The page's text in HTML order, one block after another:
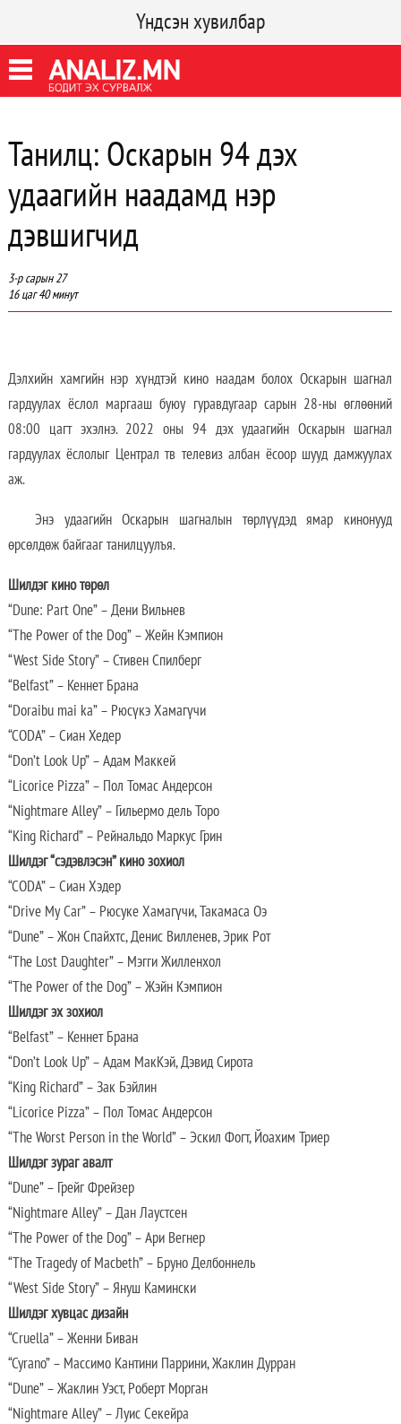
Үндсэн хувилбар
Танилц: Оскарын 94 дэх
удаагийн наадамд нэр
дэвшигчид
3-р сарын 27
16 цаг 40 минут
Дэлхийн хамгийн нэр хүндтэй кино наадам болох Оскарын шагнал
гардуулах ёслол маргааш буюу гуравдугаар сарын 28-ны өглөөний
08:00 цагт эхэлнэ. 2022 оны 94 дэх удаагийн Оскарын шагнал
гардуулах ёслолыг Централ тв телевиз албан ёсоор шууд дамжуулах
аж.
Энэ удаагийн Оскарын шагналын төрлүүдэд ямар кинонууд
өрсөлдөж байгааг танилцуулъя.
Шилдэг кино төрөл
“Dune: Part One” – Дени Вильнев
“The Power of the Dog” – Жейн Кэмпион
“West Side Story” – Стивен Спилберг
“Belfast” – Кеннет Брана
“Doraibu mai ka” – Рюсүкэ Хамагүчи
“CODA” – Сиан Хедер
“Don’t Look Up” – Адам Маккей
“Licorice Pizza” – Пол Томас Андерсон
“Nightmare Alley” – Гильермо дель Торо
“King Richard” – Рейнальдо Маркус Грин
Шилдэг “cэдэвлэсэн” кино зохиол
“CODA” – Сиан Хэдер
“Drive My Car” – Рюсуке Хамагүчи, Такамаса Оэ
“Dune” – Жон Спайхтс, Денис Вилленев, Эрик Рот
“The Lost Daughter” – Мэгги Жилленхол
“The Power of the Dog” – Жэйн Кэмпион
Шилдэг эх зохиол
“Belfast” – Кеннет Брана
“Don’t Look Up” – Адам МакКэй, Дэвид Сирота
“King Richard” – Зак Бэйлин
“Licorice Pizza” – Пол Томас Андерсон
“The Worst Person in the World” – Эскил Фогт, Йоахим Триер
Шилдэг зураг авалт
“Dune” – Грейг Фрейзер
“Nightmare Alley” – Дан Лаустсен
“The Power of the Dog” – Ари Вегнер
“The Tragedy of Macbeth” – Бруно Делбоннель
“West Side Story” – Януш Камински
Шилдэг хувцас дизайн
“Cruella” – Женни Биван
“Cyrano” – Массимо Кантини Паррини, Жаклин Дурран
“Dune” – Жаклин Уэст, Роберт Морган
“Nightmare Alley” – Луис Секейра